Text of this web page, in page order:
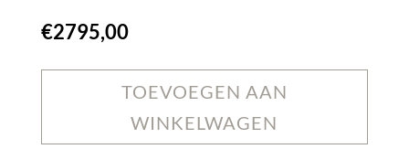
€2795,00
TOEVOEGEN AAN
WINKELWAGEN